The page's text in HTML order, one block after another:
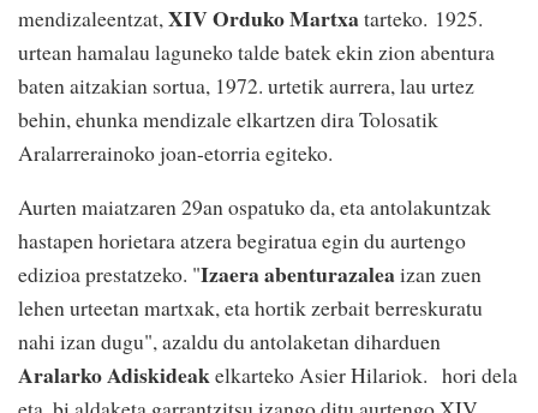
mendizaleentzat, XIV Orduko Martxatarteko. 1925.
urtean hamalau laguneko talde batek ekin zion abentura
baten aitzakian sortua, 1972. urtetik aurrera, lau urtez
behin, ehunka mendizale elkartzen dira Tolosatik
Aralarrerainoko joan-etorria egiteko.
Aurten maiatzaren 29an ospatuko da, eta antolakuntzak
hastapen horietara atzera begiratua egin du aurtengo
edizioa prestatzeko. "Izaera abenturazaleaizan zuen
lehen urteetan martxak, eta hortik zerbait berreskuratu
nahi izan dugu", azaldu du antolaketan diharduen
Aralarko Adiskideakelkarteko Asier Hilariok. hori dela